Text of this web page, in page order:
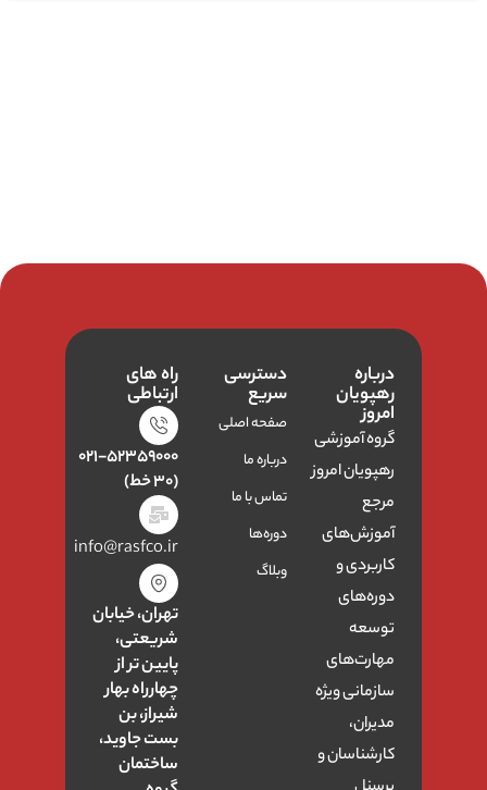
درباره
رهپویان
امروز
گروه آموزشی
رهپویان امروز
مرجع
آموزش‌های
کاربردی و
دوره‌های
توسعه
مهارت‌های
سازمانی ویژه
مدیران،
کارشناسان و
دسترسی
سریع
صفحه اصلی
درباره ما
تماس با ما
دوره‌ها
وبلاگ
راه های
ارتباطی
۰۲۱-۵۲۳۵۹۰۰۰
(۳۰ خط)
info@rasfco.ir
تهران، خیابان
شریعتی،
پایین تر از
چهارراه بهار
شیراز، بن
بست جاوید،
ساختمان